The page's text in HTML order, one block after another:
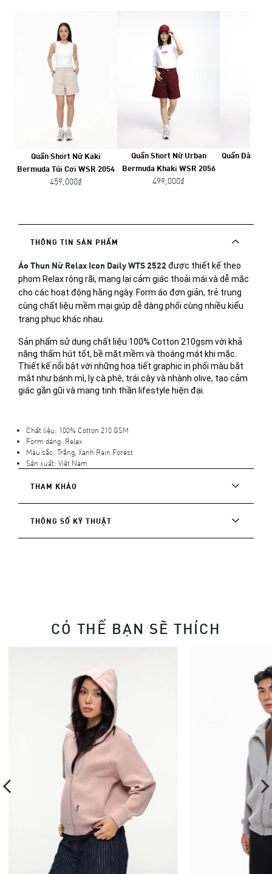
Quần Short Nữ Kaki
Bermuda Túi Cơi WSR 2054
459,000₫
Quần Short Nữ Urban
Bermuda Khaki WSR 2056
499,000₫
Quần Dài Nữ
THÔNG TIN SẢN PHẨM
Áo Thun Nữ Relax Icon Daily WTS 2522 được thiết kế theo
phom Relax rộng rãi, mang lại cảm giác thoải mái và dễ mặc
cho các hoạt động hằng ngày. Form áo đơn giản, trẻ trung
cùng chất liệu mềm mại giúp dễ dàng phối cùng nhiều kiểu
trang phục khác nhau.
Sản phẩm sử dụng chất liệu 100% Cotton 210gsm với khả
năng thấm hút tốt, bề mặt mềm và thoáng mát khi mặc.
Thiết kế nổi bật với những hoạ tiết graphic in phối màu bắt
mắt như bánh mì, ly cà phê, trái cây và nhành olive, tạo cảm
giác gần gũi và mang tinh thần lifestyle hiện đại.
Chất liệu: 100% Cotton 210 GSM
Form dáng: Relax
Màu sắc: Trắng, Xanh Rain Forest
Sản xuất: Việt Nam
THAM KHẢO
THÔNG SỐ KỸ THUẬT
CÓ THỂ BẠN SẼ THÍCH